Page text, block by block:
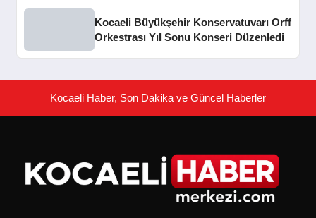
Kocaeli Büyükşehir Konservatuvarı Orff
Orkestrası Yıl Sonu Konseri Düzenledi
Kocaeli Haber, Son Dakika ve Güncel Haberler